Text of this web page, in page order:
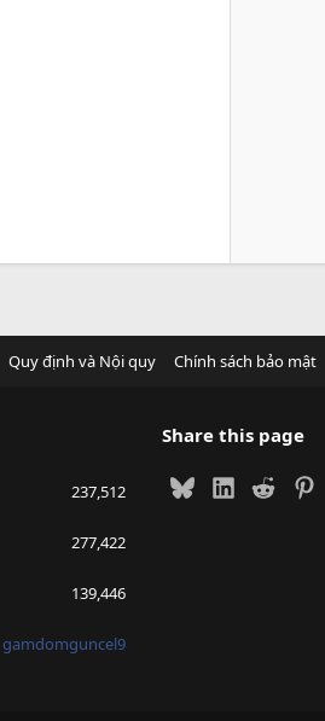
Quy định và Nội quy Chính sách bảo mật
237,512
277,422
139,446
gamdomguncel9
Share this page
BlueskyLinkedIn
Reddit